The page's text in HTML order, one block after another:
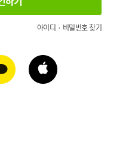
아이디 · 비밀번호 찾기